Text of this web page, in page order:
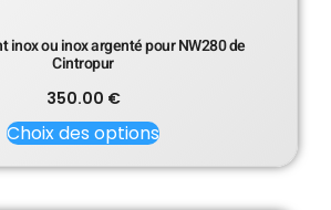
inox ou inox argenté pour NW280 de
Cintropur
350.00 €
Choix des options